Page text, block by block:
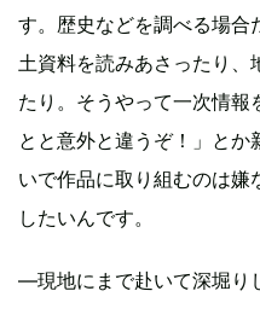
す。歴史などを調べる場合
土資料を読みあさったり、
たり。そうやって一次情報
とと意外と違うぞ！」と
いで作品に取り組むのは嫌
したいんです。
―現地にまで赴いて深堀り